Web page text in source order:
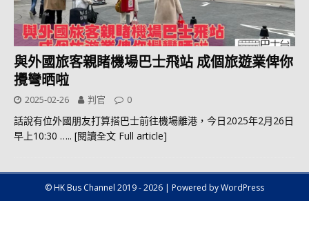
與外國旅客親睹機場巴士飛站 成個旅遊業俾你
攪彎晒啦
2025-02-26 判官 0
話說有位外國朋友打算搭巴士前往機場離港，今日2025年2月26日
早上10:30 ….. [閱讀全文 Full article]
© HK Bus Channel 2019 - 2026 | Powered by WordPress